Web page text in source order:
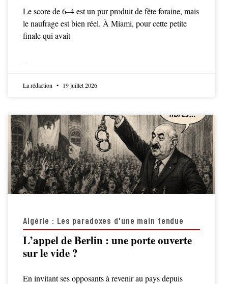
Le score de 6–4 est un pur produit de fête foraine, mais
le naufrage est bien réel. À Miami, pour cette petite
finale qui avait
La rédaction 19 juillet 2026
Algérie : Les paradoxes d'une main tendue
L’appel de Berlin : une porte ouverte
sur le vide ?
En invitant ses opposants à revenir au pays depuis